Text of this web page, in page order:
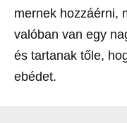
mernek hozzáérni,
valóban van egy
és tartanak tőle,
ebédet.